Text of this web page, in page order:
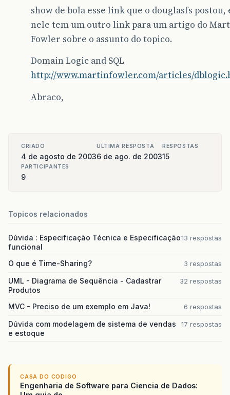
show de bola esse link que o douglasfs postou,
nele tem um outro link para um artigo do
Fowler sobre o assunto do topico.
Domain Logic and SQL
http://www.martinfowler.com/articles/
Abraco,
CRIADO
4 de agosto de 2003
ULTIMA RESPOSTA
6 de ago. de 2003
RESPOSTAS
15
PARTICIPANTES
9
Topicos relacionados
Dúvida : Especificação Técnica e Especificação
funcional
13 respostas
O que é Time-Sharing? 3 respostas
UML - Diagrama de Sequência - Cadastrar
Produtos
32 respostas
MVC - Preciso de um exemplo em Java! 6 respostas
Dúvida com modelagem de sistema de vendas
e estoque
17 respostas
CASA DO CODIGO
Engenharia de Software para Ciencia de Dados: